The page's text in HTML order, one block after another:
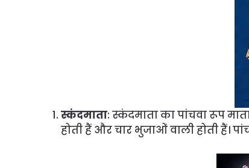
स्कंदमाता: स्कंदमाता का पांचवा रूप
होती हैं और चार भुजाओं वाली होती हैं।